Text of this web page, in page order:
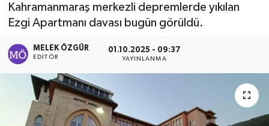
Kahramanmaraş merkezli depremlerde yıkılan
Ezgi Apartmanı davası bugün görüldü.
MELEK ÖZGÜR
EDITÖR
01.10.2025 - 09:37
YAYINLANMA
Politika
Sağlık
Spor
Tarih - Kültür - Sanat - Turizm
Haber Arşivi